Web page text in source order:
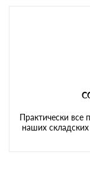
Практически все
наших